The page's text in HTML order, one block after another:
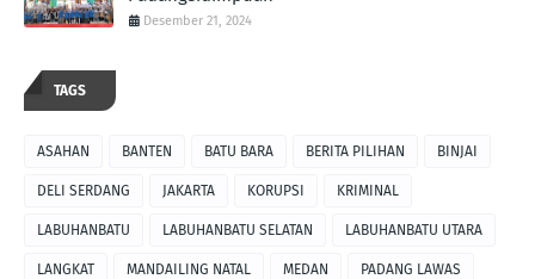
Desember 21, 2024
TAGS
ASAHAN BANTEN BATU BARA BERITA PILIHAN BINJAI
DELI SERDANG JAKARTA KORUPSI KRIMINAL
LABUHANBATU LABUHANBATU SELATAN LABUHANBATU UTARA
LANGKAT MANDAILING NATAL MEDAN PADANG LAWAS